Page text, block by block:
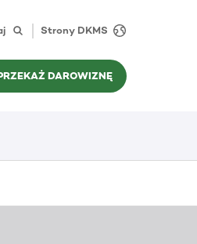
Strony DKMS
DAROWIZNĘ